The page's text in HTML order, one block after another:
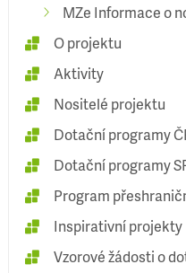
MZe Informace o
O projektu
Aktivity
Nositelé projektu
Dotační programy
Dotační programy
Program
Inspirativní projekty
Vzorové žádosti o